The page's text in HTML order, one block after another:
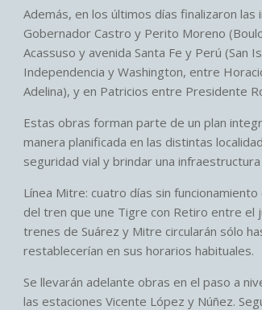
Además, en los últimos días finalizaron las
Gobernador Castro y Perito Moreno
Acassuso y avenida Santa Fe y Perú
Independencia y Washington, entre
Adelina), y en Patricios entre Presidente
Estas obras forman parte de un plan
manera planificada en las distintas
seguridad vial y brindar una
Línea Mitre: cuatro días sin
del tren que une Tigre con Retiro entre el
trenes de Suárez y Mitre circularán sólo
restablecerían en sus horarios habituales.
Se llevarán adelante obras en el paso a
las estaciones Vicente López y Núñez.